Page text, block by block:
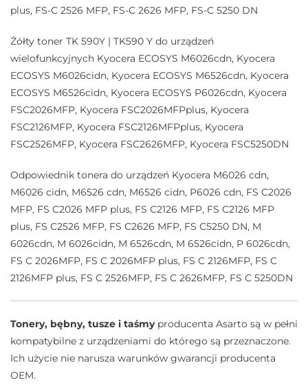
plus, FS-C 2526 MFP, FS-C 2626 MFP, FS-C 5250 DN
Żółty toner TK 590Y | TK590 Y do urządzeń
wielofunkcyjnych Kyocera ECOSYS M6026cdn, Kyocera
ECOSYS M6026cidn, Kyocera ECOSYS M6526cdn, Kyocera
ECOSYS M6526cidn, Kyocera ECOSYS P6026cdn, Kyocera
FSC2026MFP, Kyocera FSC2026MFPplus, Kyocera
FSC2126MFP, Kyocera FSC2126MFPplus, Kyocera
FSC2526MFP, Kyocera FSC2626MFP, Kyocera FSC5250DN
Odpowiednik tonera do urządzeń Kyocera M6026 cdn,
M6026 cidn, M6526 cdn, M6526 cidn, P6026 cdn, FS C2026
MFP, FS C2026 MFP plus, FS C2126 MFP, FS C2126 MFP
plus, FS C2526 MFP, FS C2626 MFP, FS C5250 DN, M
6026cdn, M 6026cidn, M 6526cdn, M 6526cidn, P 6026cdn,
FS C 2026MFP, FS C 2026MFP plus, FS C 2126MFP, FS C
2126MFP plus, FS C 2526MFP, FS C 2626MFP, FS C 5250DN
Tonery, bębny, tusze i taśmyproducenta Asarto są w pełni
kompatybilne z urządzeniami do którego są przeznaczone.
Ich użycie nie narusza warunków gwarancji producenta
OEM.